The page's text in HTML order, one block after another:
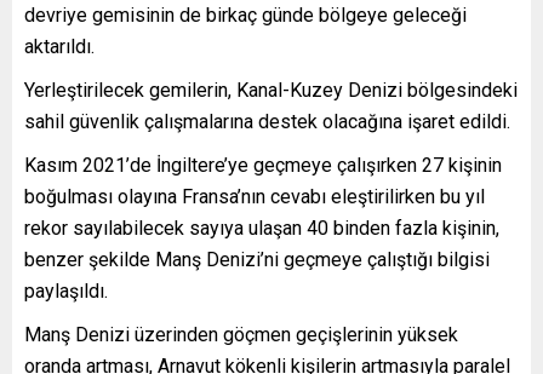
devriye gemisinin de birkaç günde bölgeye geleceği
aktarıldı.
Yerleştirilecek gemilerin, Kanal-Kuzey Denizi bölgesindeki
sahil güvenlik çalışmalarına destek olacağına işaret edildi.
Kasım 2021’de İngiltere’ye geçmeye çalışırken 27 kişinin
boğulması olayına Fransa’nın cevabı eleştirilirken bu yıl
rekor sayılabilecek sayıya ulaşan 40 binden fazla kişinin,
benzer şekilde Manş Denizi’ni geçmeye çalıştığı bilgisi
paylaşıldı.
Manş Denizi üzerinden göçmen geçişlerinin yüksek
oranda artması, Arnavut kökenli kişilerin artmasıyla paralel